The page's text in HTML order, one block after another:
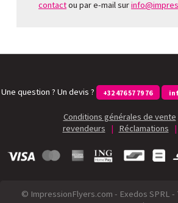
contactou par e-mail sur
Une question ? Un devis ? +32 476 57 79 76
Conditions générales de vente
revendeurs
| Réclamations |
© ImpressionFlyers.com - Exedos SPRL -